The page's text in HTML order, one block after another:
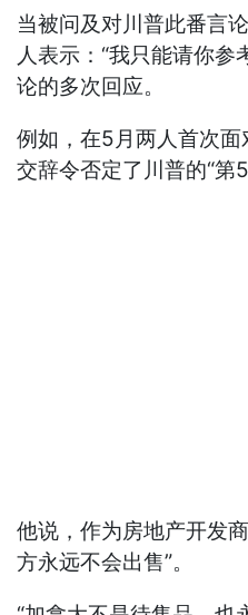
当被问及对川普此番言
人表示：“我只能请你
论的多次回应。
例如，在5月两人首次
交辞令否定了川普的“第
他说，作为房地产开发
方永远不会出售”。